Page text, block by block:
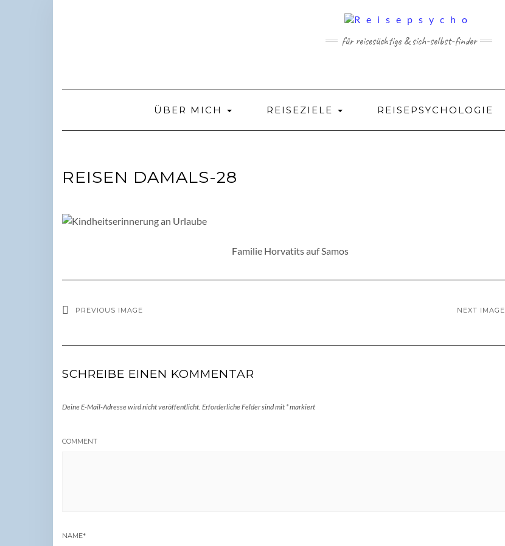
für reisesüchtige & sich-selbst-finder
ÜBER MICH REISEZIELE REISEPSYCHOLOGIE
REISEN DAMALS-28
Familie Horvatits auf Samos
PREVIOUS IMAGE NEXT IMAGE
SCHREIBE EINEN KOMMENTAR
Deine E-Mail-Adresse wird nicht veröffentlicht. Erforderliche Felder sind mit *markiert
COMMENT
NAME*